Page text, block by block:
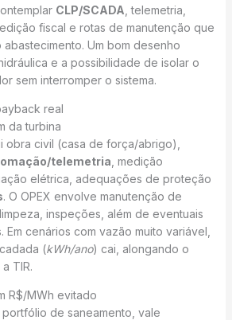
CLP/SCADA , telemetria,
fiscal e rotas de manutenção que
Um bom desenho
e a possibilidade de isolar o
sem interromper o sistema.
real
da turbina
obra civil (casa de força/abrigo),
telemetria , medição
elétrica, adequações de proteção
. O OPEX envolve manutenção de
inspeções, além de eventuais
cenários com vazão muito variável,
(kWh/ano) cai, alongando o
TIR.
R$/MWh evitado
de saneamento, vale